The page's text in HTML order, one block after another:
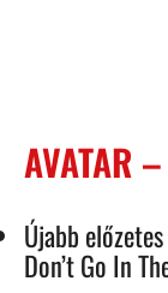
AVATAR
Újabb
Don’t Go In